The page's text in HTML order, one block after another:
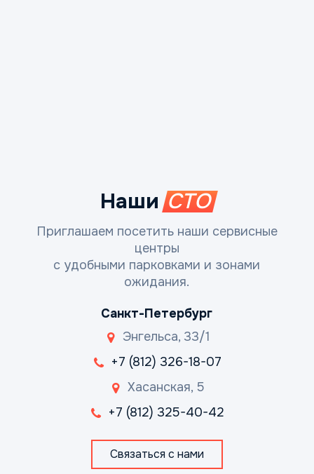
Наши СТО
Приглашаем посетить наши сервисные
центры
с удобными парковками и зонами
ожидания.
Санкт-Петербург
Энгельса, 33/1
+7 (812) 326-18-07
Хасанская, 5
+7 (812) 325-40-42
Связаться с нами